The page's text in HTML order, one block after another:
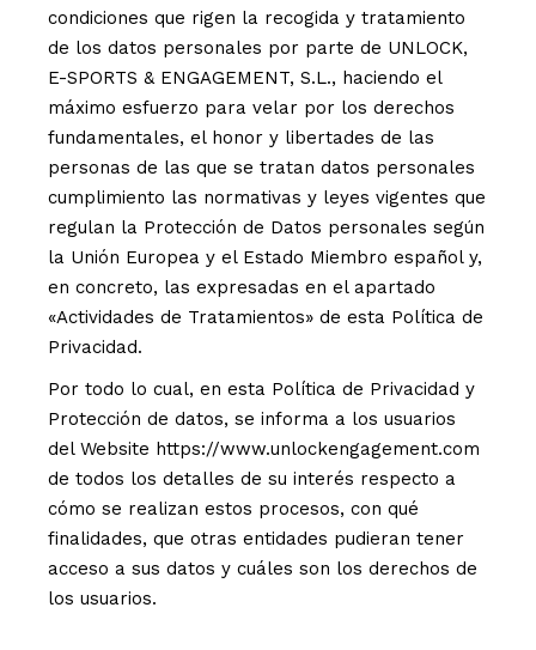
condiciones que rigen la recogida y tratamiento
de los datos personales por parte de UNLOCK,
E-SPORTS & ENGAGEMENT, S.L., haciendo el
máximo esfuerzo para velar por los derechos
fundamentales, el honor y libertades de las
personas de las que se tratan datos personales
cumplimiento las normativas y leyes vigentes que
regulan la Protección de Datos personales según
la Unión Europea y el Estado Miembro español y,
en concreto, las expresadas en el apartado
«Actividades de Tratamientos» de esta Política de
Privacidad.
Por todo lo cual, en esta Política de Privacidad y
Protección de datos, se informa a los usuarios
del Website https://www.unlockengagement.com
de todos los detalles de su interés respecto a
cómo se realizan estos procesos, con qué
finalidades, que otras entidades pudieran tener
acceso a sus datos y cuáles son los derechos de
los usuarios.